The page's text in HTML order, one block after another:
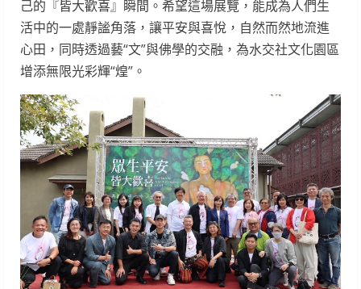
己的『皆大歡喜』瞬間。希望這場展覽，能成為人們生
活中的一處靜謐角落，讓平安與喜悅，自然而然地流進
心田，同時透過藝“文”與佛學的交融，為水交社文化園區
增添無限光彩輝“煌”。